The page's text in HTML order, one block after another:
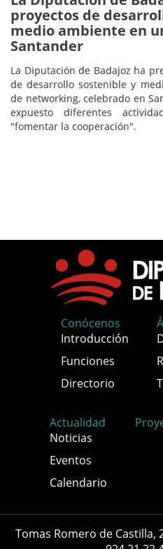
proyectos de
medio ambiente en
Santander
La Diputación de Badajoz ha
de desarrollo sostenible y
de networking, celebrado en
expuesto diferentes
"fomentar la cooperación".
Conócenos
Introducción
Funciones
Directorio
Actualidad
Noticias
Eventos
Calendario
Tomas Romero de Castilla,